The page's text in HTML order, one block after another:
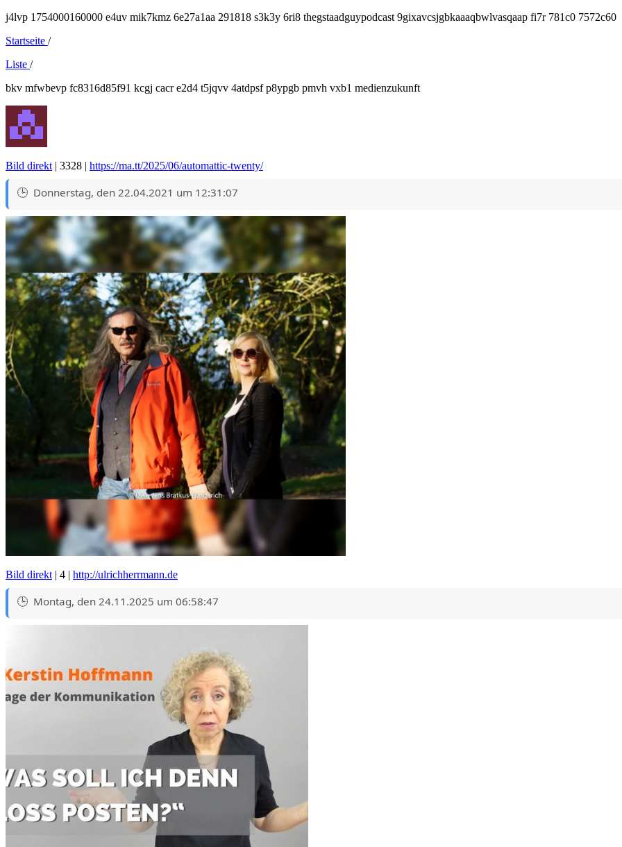
j4lvp 1754000160000 e4uv mik7kmz 6e27a1aa 291818 s3k3y 6ri8 thegstaadguypodcast 9gixavcsjgbkaaaqbwlvasqaap fi7r 781c0 7572c60
Startseite /
Liste /
bkv mfwbevp fc8316d85f91 kcgj cacr e2d4 t5jqvv 4atdpsf p8ypgb pmvh vxb1 medienzukunft
Bild direkt | 3328 | https://ma.tt/2025/06/automattic-twenty/
Donnerstag, den 22.04.2021 um 12:31:07
Bild direkt | 4 | http://ulrichherrmann.de
Montag, den 24.11.2025 um 06:58:47